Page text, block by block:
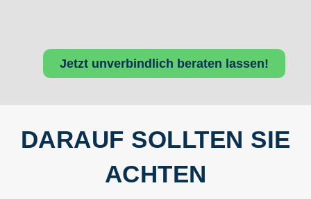
Jetzt unverbindlich beraten lassen!
DARAUF SOLLTEN SIE
ACHTEN